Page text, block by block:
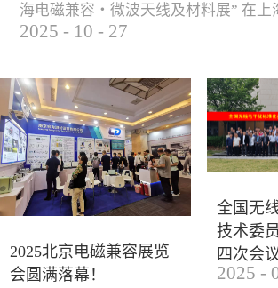
海电磁兼容・微波天线及材料展” 在上
满落下帷幕。作为电磁兼容领域的行业
研讨及产品展示等多种形式，深入交流
跃探索合作空间，为电磁兼容领域的
了新动能。产品展示展会现场，公司
2025 - 10 - 27
2025北京电磁兼容展览
会圆满落幕！
全国无
技术委
四次会
成功举
2025 -